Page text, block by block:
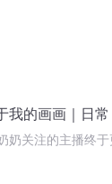
我的画画｜日常
奶关注的主播终于